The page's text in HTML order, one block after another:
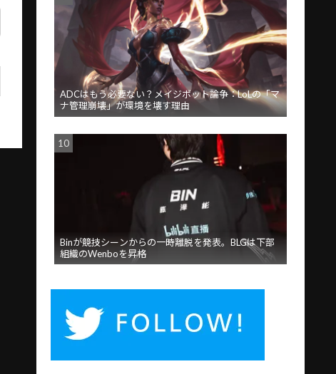
ADCはもう必要ない？メイジボット論争：LoLの「マ
ナ管理崩壊」が環境を壊す理由
Binが競技シーンからの一時離脱を発表。BLGは下部
組織のWenboを昇格